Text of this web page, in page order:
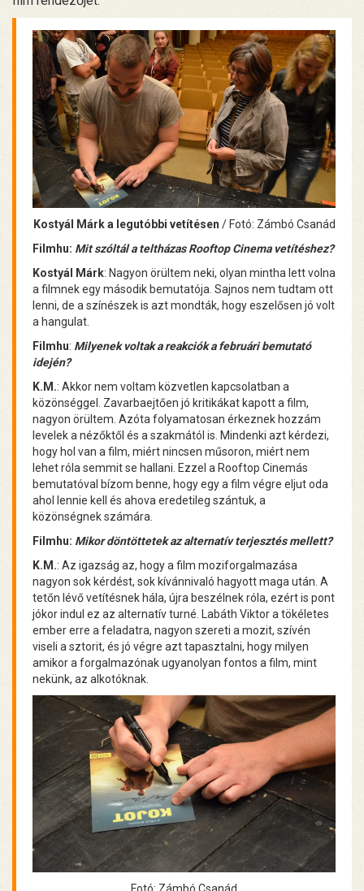
Kostyál Márk a legutóbbi vetítésen / Fotó: Zámbó Csanád
Filmhu: Mit szóltál a teltházas Rooftop Cinema vetítéshez?
Kostyál Márk: Nagyon örültem neki, olyan mintha lett volna
a filmnek egy második bemutatója. Sajnos nem tudtam ott
lenni, de a színészek is azt mondták, hogy eszelősen jó volt
a hangulat.
Filmhu: Milyenek voltak a reakciók a februári bemutató
idején?
K.M.: Akkor nem voltam közvetlen kapcsolatban a
közönséggel. Zavarbaejtően jó kritikákat kapott a film,
nagyon örültem. Azóta folyamatosan érkeznek hozzám
levelek a nézőktől és a szakmától is. Mindenki azt kérdezi,
hogy hol van a film, miért nincsen műsoron, miért nem
lehet róla semmit se hallani. Ezzel a Rooftop Cinemás
bemutatóval bízom benne, hogy egy a film végre eljut oda
ahol lennie kell és ahova eredetileg szántuk, a
közönségnek számára.
Filmhu: Mikor döntöttetek az alternatív terjesztés mellett?
K.M.: Az igazság az, hogy a film moziforgalmazása
nagyon sok kérdést, sok kívánnivaló hagyott maga után. A
tetőn lévő vetítésnek hála, újra beszélnek róla, ezért is pont
jókor indul ez az alternatív turné. Labáth Viktor a tökéletes
ember erre a feladatra, nagyon szereti a mozit, szívén
viseli a sztorit, és jó végre azt tapasztalni, hogy milyen
amikor a forgalmazónak ugyanolyan fontos a film, mint
nekünk, az alkotóknak.